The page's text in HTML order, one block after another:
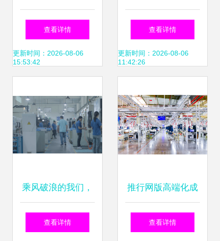
安全与网络技术的
实践与思考
查看详情
更新时间：2026-08-06
15:53:42
小游戏加盟与网络
技术研发的路径分
查看详情
更新时间：2026-08-06
11:42:26
乘风破浪的我们，
语祯云工帮您低成
查看详情
推行网版高端化成
势，驱动高效产线
查看详情